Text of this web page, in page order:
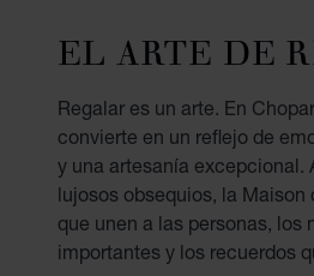
EL ARTE DE
Regalar es un arte. En
convierte en un reflejo de
y una artesanía excepcional.
lujosos obsequios, la Maison
que unen a las personas, los
importantes y los recuerdos